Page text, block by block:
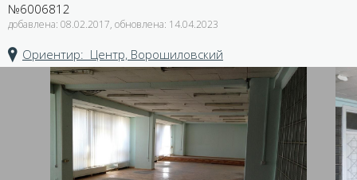
№6006812
добавлена: 08.02.2017, обновлена: 14.04.2023
Ориентир: Центр, Ворошиловский